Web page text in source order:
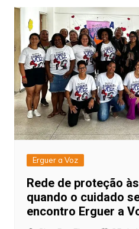
Erguer a Voz
Rede de proteção
quando o cuidado
encontro Erguer a